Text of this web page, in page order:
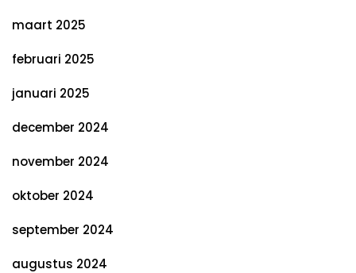
maart 2025
februari 2025
januari 2025
december 2024
november 2024
oktober 2024
september 2024
augustus 2024